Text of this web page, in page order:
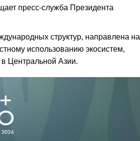
пресс-служба Президента
структур, направлена на
использованию экосистем,
Центральной Азии.